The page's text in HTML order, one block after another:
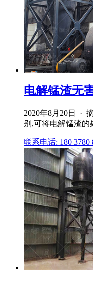
电解锰渣无
2020年8月20日 ·
别,可将电解锰渣的
联系电话: 180 3780